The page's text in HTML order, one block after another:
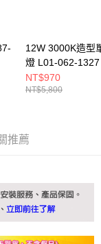
戶狀況，依本公司即
本公司將視審查結果
12W 3000K造型
燈 L01-062-1327
NT$970
NT$5,800
推薦